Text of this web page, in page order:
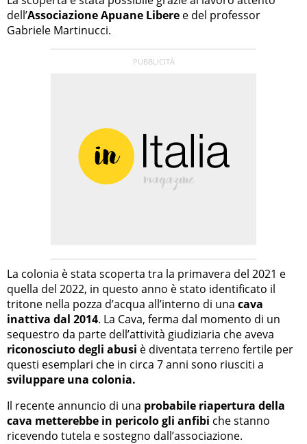
dell’Associazione Apuane Libere e del professor
Gabriele Martinucci.
La colonia è stata scoperta tra la primavera del 2021 e
quella del 2022, in questo anno è stato identificato il
tritone nella pozza d’acqua all’interno di una cava
inattiva dal 2014. La Cava, ferma dal momento di un
sequestro da parte dell’attività giudiziaria che aveva
riconosciuto degli abusi è diventata terreno fertile per
questi esemplari che in circa 7 anni sono riusciti a
sviluppare una colonia.
Il recente annuncio di una probabile riapertura della
cava metterebbe in pericolo gli anfibi che stanno
ricevendo tutela e sostegno dall’associazione.